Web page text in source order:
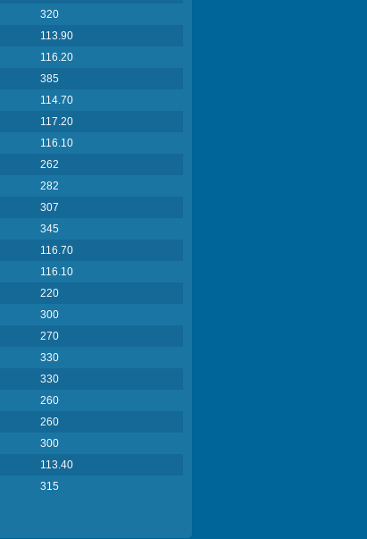
320
113.90
116.20
385
114.70
117.20
116.10
262
282
307
345
116.70
116.10
220
300
270
330
330
260
260
300
113.40
315